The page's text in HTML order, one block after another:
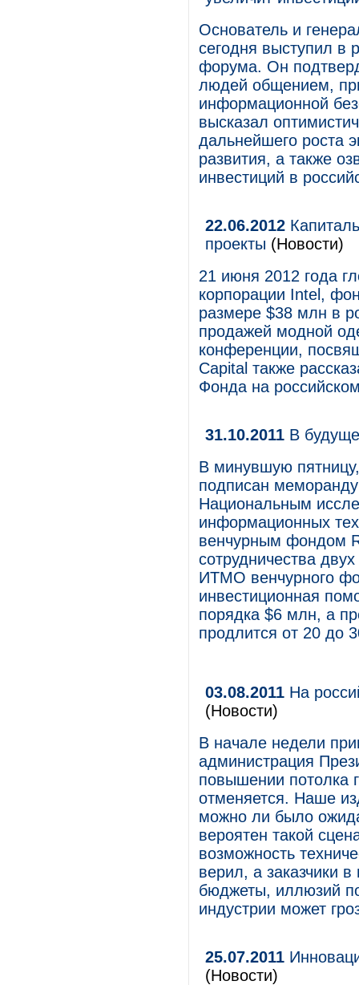
Основатель и
сегодня выступил в
форума. Он
людей общением,
информационной
высказал
дальнейшего роста
развития, а также
инвестиций в
22.06.2012
проекты (Новости)
21 июня 2012 года
корпорации Intel,
размере $38 млн в
продажей модной
конференции,
Capital также
Фонда на
31.10.2011 В
В минувшую
подписан
Национальным
информационных
венчурным фондом
сотрудничества
ИТМО венчурного
инвестиционная
порядка $6 млн, а
продлится от 20 до
03.08.2011 На
(Новости)
В начале недели
администрация
повышении потолка
отменяется. Наше
можно ли было
вероятен такой
возможность
верил, а заказчики
бюджеты, иллюзий
индустрии может
25.07.2011
(Новости)